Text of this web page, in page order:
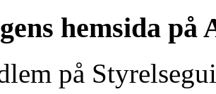
hemsida på
på